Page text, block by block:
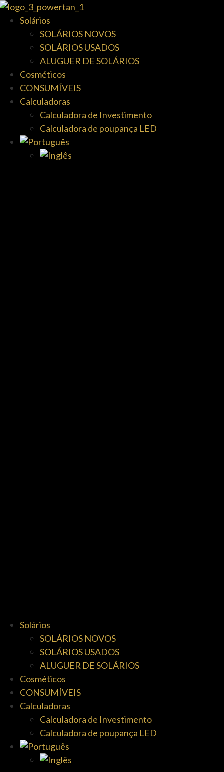
Solários
SOLÁRIOS NOVOS
SOLÁRIOS USADOS
ALUGUER DE SOLÁRIOS
Cosméticos
CONSUMÍVEIS
Calculadoras
Calculadora de Investimento
Calculadora de poupança LED
Solários
SOLÁRIOS NOVOS
SOLÁRIOS USADOS
ALUGUER DE SOLÁRIOS
Cosméticos
CONSUMÍVEIS
Calculadoras
Calculadora de Investimento
Calculadora de poupança LED